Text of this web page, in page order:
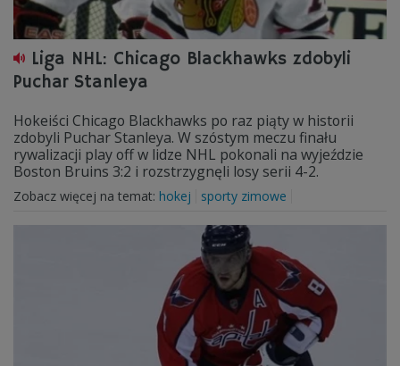
Liga NHL: Chicago Blackhawks zdobyli
Puchar Stanleya
Hokeiści Chicago Blackhawks po raz piąty w historii
zdobyli Puchar Stanleya. W szóstym meczu finału
rywalizacji play off w lidze NHL pokonali na wyjeździe
Boston Bruins 3:2 i rozstrzygnęli losy serii 4-2.
Zobacz więcej na temat: hokej sporty zimowe